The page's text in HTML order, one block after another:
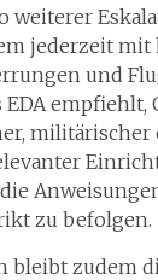
weiterer
jederzeit
und
EDA empfiehlt,
militärischer
zu befolgen.
bleibt zudem